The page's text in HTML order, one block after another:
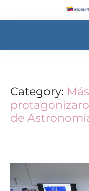
Category:
de